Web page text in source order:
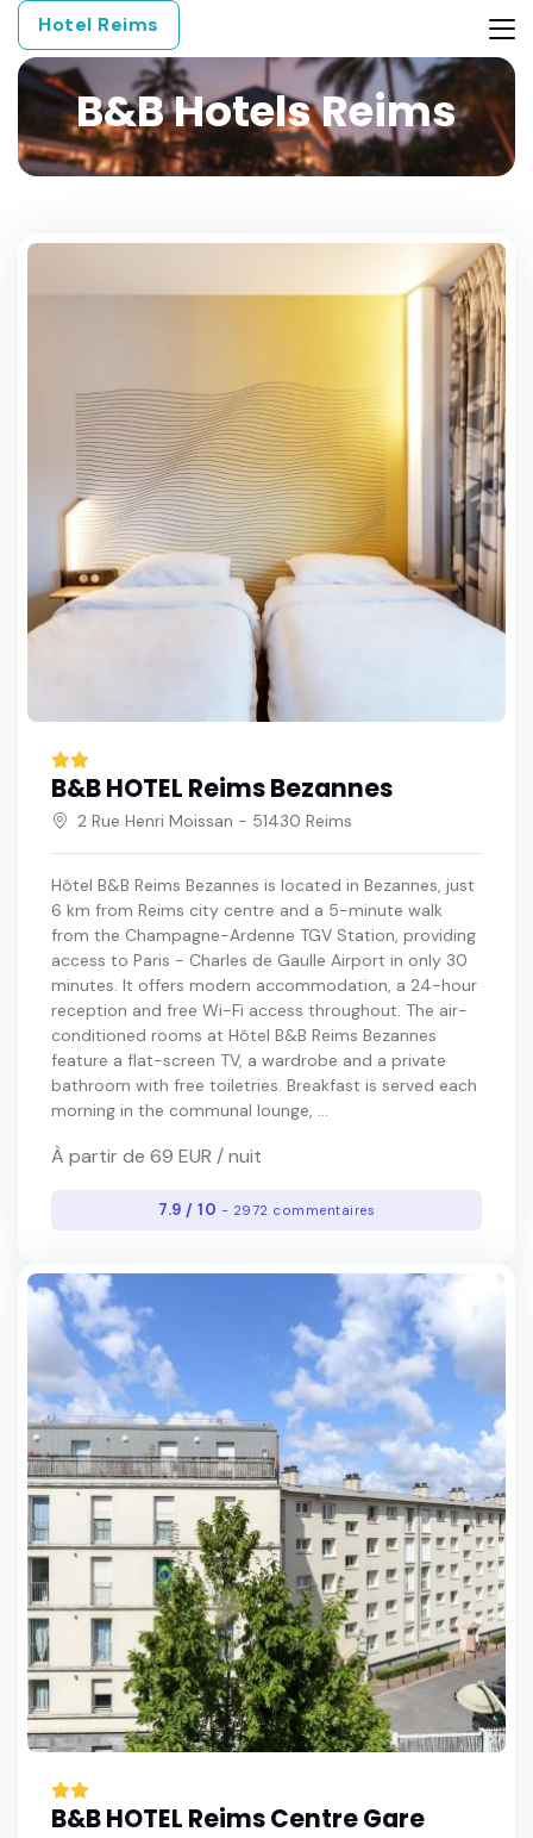
Hotel Reims
B&B Hotels Reims
B&B HOTEL Reims Bezannes
2 Rue Henri Moissan - 51430 Reims
Hôtel B&B Reims Bezannes is located in Bezannes, just
6 km from Reims city centre and a 5-minute walk
from the Champagne-Ardenne TGV Station, providing
access to Paris - Charles de Gaulle Airport in only 30
minutes. It offers modern accommodation, a 24-hour
reception and free Wi-Fi access throughout. The air-
conditioned rooms at Hôtel B&B Reims Bezannes
feature a flat-screen TV, a wardrobe and a private
bathroom with free toiletries. Breakfast is served each
morning in the communal lounge, ...
À partir de 69 EUR / nuit
7.9 / 10 - 2972 commentaires
B&B HOTEL Reims Centre Gare